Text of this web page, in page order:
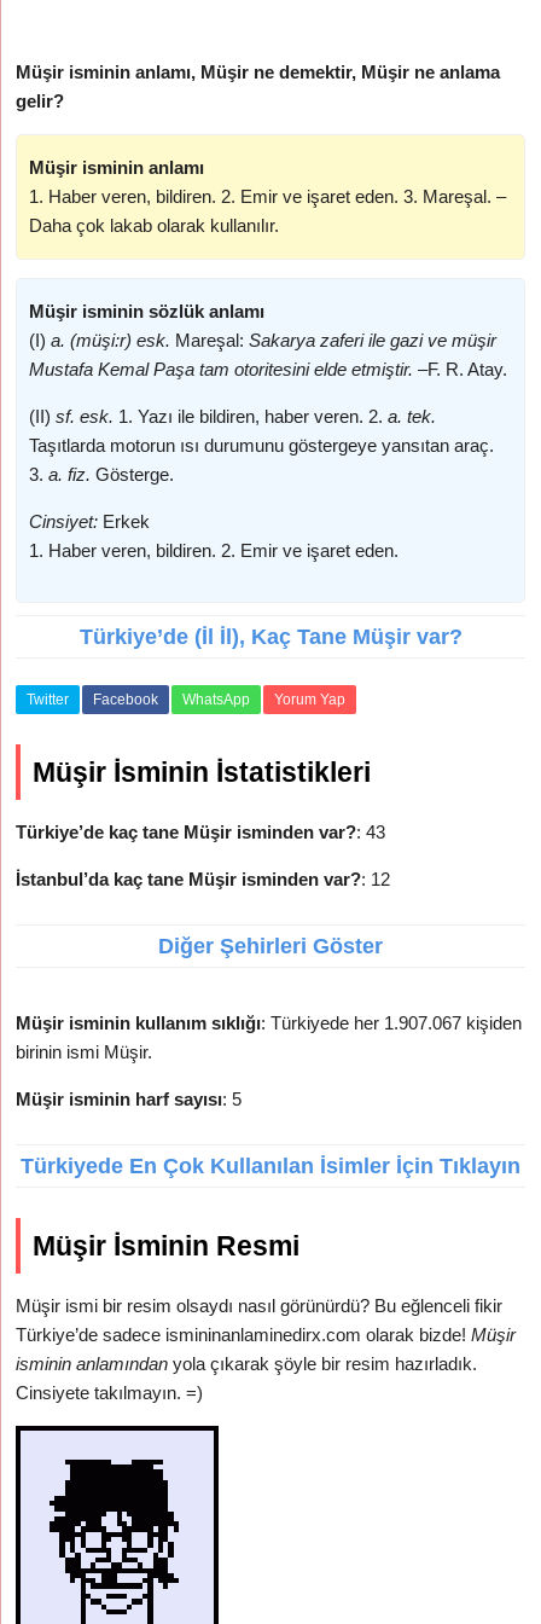
Müşir isminin anlamı, Müşir ne demektir, Müşir ne anlama
gelir?
Müşir isminin anlamı
1. Haber veren, bildiren. 2. Emir ve işaret eden. 3. Mareşal. –
Daha çok lakab olarak kullanılır.
Müşir isminin sözlük anlamı
(I)a. (müşi:r) esk. Mareşal: Sakarya zaferi ile gazi ve müşir
Mustafa Kemal Paşa tam otoritesini elde etmiştir. –F. R. Atay.
(II)sf. esk. 1. Yazı ile bildiren, haber veren. 2.a. tek.
Taşıtlarda motorun ısı durumunu göstergeye yansıtan araç.
3.a. fiz. Gösterge.
Cinsiyet: Erkek
1. Haber veren, bildiren. 2. Emir ve işaret eden.
Türkiye’de (İl İl), Kaç Tane Müşir var?
Twitter Facebook WhatsApp Yorum Yap
Müşir İsminin İstatistikleri
Türkiye’de kaç tane Müşir isminden var?: 43
İstanbul’da kaç tane Müşir isminden var?: 12
Diğer Şehirleri Göster
Müşir isminin kullanım sıklığı: Türkiyede her 1.907.067 kişiden
birinin ismi Müşir.
Müşir isminin harf sayısı: 5
Türkiyede En Çok Kullanılan İsimler İçin Tıklayın
Müşir İsminin Resmi
Müşir ismi bir resim olsaydı nasıl görünürdü? Bu eğlenceli fikir
Türkiye’de sadece ismininanlaminedirx.com olarak bizde!Müşir
isminin anlamından yola çıkarak şöyle bir resim hazırladık.
Cinsiyete takılmayın. =)